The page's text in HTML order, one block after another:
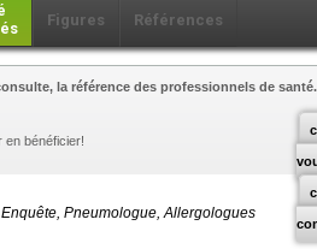
Figures Références
la référence des professionnels de santé.
en bénéficier!
Pneumologue, Allergologues